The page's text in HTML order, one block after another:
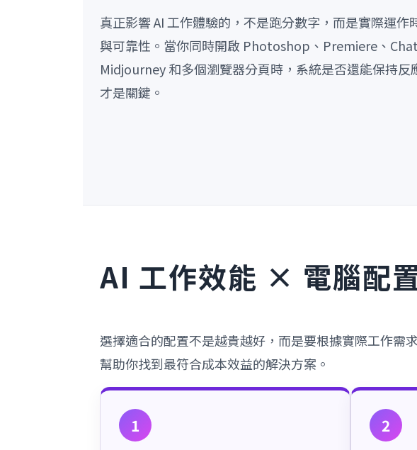
真正影響 AI 工作體驗的，不是跑分數字，而是實際運作
與可靠性。當你同時開啟 Photoshop、Premiere、
Midjourney 和多個瀏覽器分頁時，系統是否還能保持反
才是關鍵。
AI 工作效能 × 電腦配
選擇適合的配置不是越貴越好，而是要根據實際工作需
幫助你找到最符合成本效益的解決方案。
1 2